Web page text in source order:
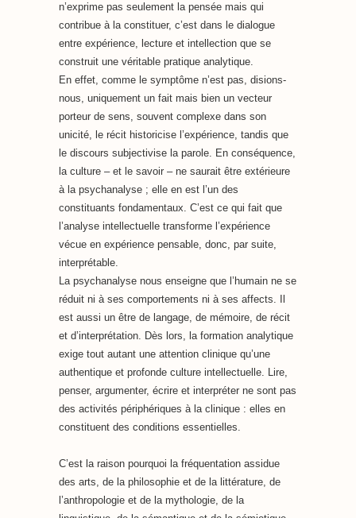
n’exprime pas seulement la pensée mais qui
contribue à la constituer, c’est dans le dialogue
entre expérience, lecture et intellection que se
construit une véritable pratique analytique.
En effet, comme le symptôme n’est pas, disions-
nous, uniquement un fait mais bien un vecteur
porteur de sens, souvent complexe dans son
unicité, le récit historicise l’expérience, tandis que
le discours subjectivise la parole. En conséquence,
la culture – et le savoir – ne saurait être extérieure
à la psychanalyse ; elle en est l’un des
constituants fondamentaux. C’est ce qui fait que
l’analyse intellectuelle transforme l’expérience
vécue en expérience pensable, donc, par suite,
interprétable.
La psychanalyse nous enseigne que l’humain ne se
réduit ni à ses comportements ni à ses affects. Il
est aussi un être de langage, de mémoire, de récit
et d’interprétation. Dès lors, la formation analytique
exige tout autant une attention clinique qu’une
authentique et profonde culture intellectuelle. Lire,
penser, argumenter, écrire et interpréter ne sont pas
des activités périphériques à la clinique : elles en
constituent des conditions essentielles.
C’est la raison pourquoi la fréquentation assidue
des arts, de la philosophie et de la littérature, de
l’anthropologie et de la mythologie, de la